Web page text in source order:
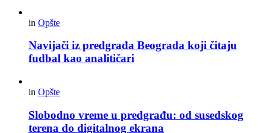
in Opšte
Navijači iz predgrađa Beograda koji čitaju
fudbal kao analitičari
in Opšte
Slobodno vreme u predgrađu: od susedskog
terena do digitalnog ekrana